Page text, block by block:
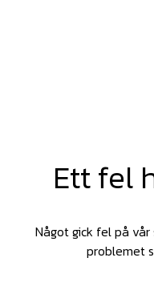
Ett fel
Något gick fel på
problemet